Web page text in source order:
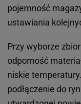
pojemność
ustawiania
Przy wyborze
odporność
niskie
podłączenie do